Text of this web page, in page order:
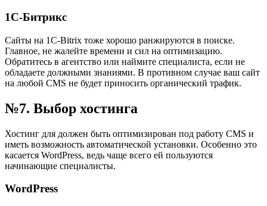
1С-Битрикс
Сайты на 1C-Bitrix тоже хорошо ранжируются в поиске.
Главное, не жалейте времени и сил на оптимизацию.
Обратитесь в агентство или наймите специалиста, если не
обладаете должными знаниями. В противном случае ваш сайт
на любой CMS не будет приносить органический трафик.
№7. Выбор хостинга
Хостинг для должен быть оптимизирован под работу CMS и
иметь возможность автоматической установки. Особенно это
касается WordPress, ведь чаще всего ей пользуются
начинающие специалисты.
WordPress